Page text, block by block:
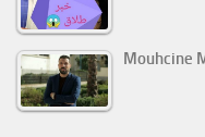
Mouhcine